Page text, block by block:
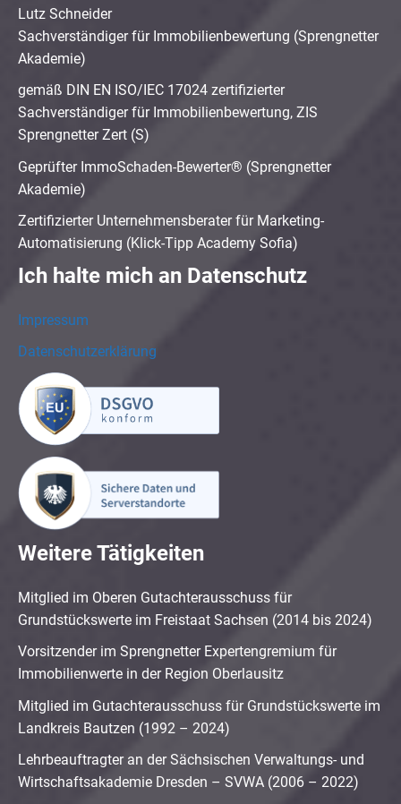
Lutz Schneider
Sachverständiger für Immobilienbewertung (Sprengnetter
Akademie)
gemäß DIN EN ISO/IEC 17024 zertifizierter
Sachverständiger für Immobilienbewertung, ZIS
Sprengnetter Zert (S)
Geprüfter ImmoSchaden-Bewerter® (Sprengnetter
Akademie)
Zertifizierter Unternehmensberater für Marketing-
Automatisierung (Klick-Tipp Academy Sofia)
Ich halte mich an Datenschutz
Impressum
Datenschutzerklärung
Weitere Tätigkeiten
Mitglied im Oberen Gutachterausschuss für
Grundstückswerte im Freistaat Sachsen (2014 bis 2024)
Vorsitzender im Sprengnetter Expertengremium für
Immobilienwerte in der Region Oberlausitz
Mitglied im Gutachterausschuss für Grundstückswerte im
Landkreis Bautzen (1992 – 2024)
Lehrbeauftragter an der Sächsischen Verwaltungs- und
Wirtschaftsakademie Dresden – SVWA (2006 – 2022)